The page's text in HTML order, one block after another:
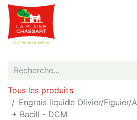
Tous les produits
Engrais liquide Olivier/
+ Bacill - DCM